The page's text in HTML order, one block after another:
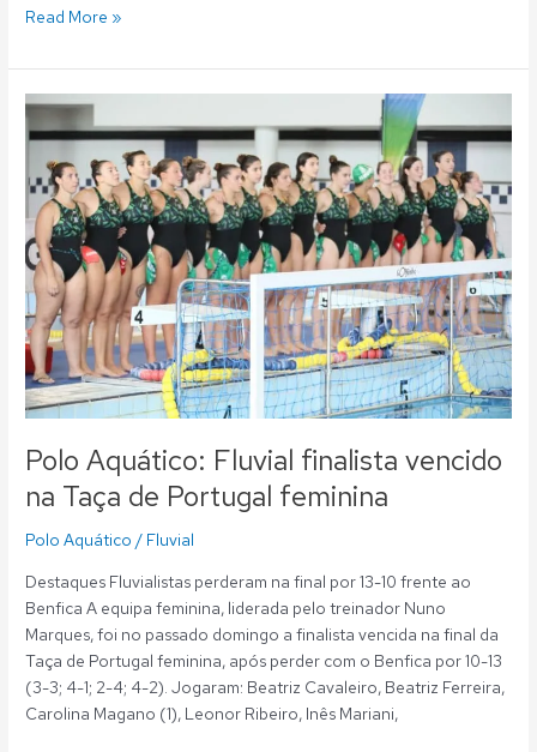
Read More »
Polo Aquático: Fluvial finalista vencido
na Taça de Portugal feminina
Polo Aquático / Fluvial
Destaques Fluvialistas perderam na final por 13-10 frente ao
Benfica A equipa feminina, liderada pelo treinador Nuno
Marques, foi no passado domingo a finalista vencida na final da
Taça de Portugal feminina, após perder com o Benfica por 10-13
(3-3; 4-1; 2-4; 4-2). Jogaram: Beatriz Cavaleiro, Beatriz Ferreira,
Carolina Magano (1), Leonor Ribeiro, Inês Mariani,
Polo
Aquático:
Fluvial
finalista
vencido
na
Taça
de
Portugal
feminina